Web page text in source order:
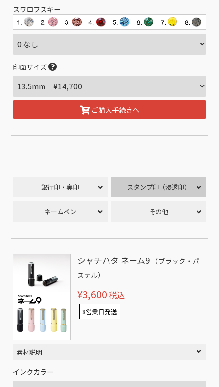
スワロフスキー
印面サイズ
ご購入手続きへ
銀行印・実印 スタンプ印（浸透印）
ネームペン その他
シャチハタ ネーム9
（ブラック・パ
ステル）
¥3,600 税込
8営業日発送
素材説明
インクカラー